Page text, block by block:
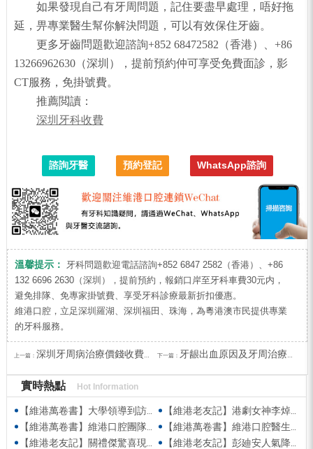
如果發現自己有牙周問題，記住要盡早處理，唔好拖
延，畀專業醫生幫你解決問題，可以有效保住牙齒。
更多牙齒問題歡迎諮詢+852 68472582（香港）、+86
13266962630（深圳），提前預約仲可享受免費面診，影
CT服務，免掛號費。
推薦閲讀：
深圳牙科收費
諮詢牙醫 預約登記 WhatsApp諮詢
溫馨提示：
牙科問題歡迎電話諮詢+852 6847 2582（香港）、+86
132 6696 2630（深圳），提前預約，報銷口岸至牙科車費30元内，
避免排隊、免專家掛號費、享受牙科診療最新折扣優惠。
維港口腔，立足深圳羅湖、深圳福田、珠海，為粵港澳市民提供專業
的牙科服務。
上一篇： 深圳牙周病治療價錢收費？牙齦出血需唔需要治療？ 下一篇： 牙龈出血原因及牙周治療步驟｜深圳維港口腔牙周科科普
實時熱點 Hot Information
【維港萬卷書】大學領導到訪維港口腔參觀交流 高度讚賞院感消毒與規範化管理
【維港老友記】港劇女神李焯寧現身維港口腔擔任一日店長，分享護牙心得
【維港萬卷書】維港口腔團隊走進香港書展 感受閱讀力量拓寬專業視野
【維港萬卷書】維港口腔醫生團隊受邀參與美國登士柏西諾德專題研討 聚焦無牙頜種植修復前沿策略
【維港老友記】關禮傑驚喜現身維港口腔出任明星一日CEO 即場演繹同分享經驗！
【維港老友記】彭廸安人氣降臨維港口腔任明星一日店長 勁歌熱舞快閃表演點燃全場！